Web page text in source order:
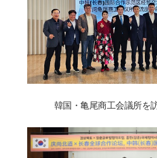
韓国・亀 尾商工会議所を